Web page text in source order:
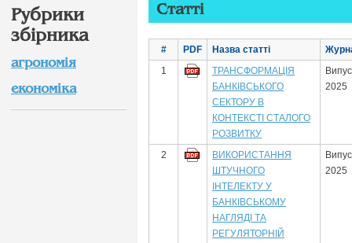
Статті
# PDF Назва статті
1
ТРАНСФОРМАЦІЯ
БАНКІВСЬКОГО
СЕКТОРУ В
КОНТЕКСТІ СТАЛОГО
РОЗВИТКУ
2025
2
ВИКОРИСТАННЯ
ШТУЧНОГО
ІНТЕЛЕКТУ У
БАНКІВСЬКОМУ
НАГЛЯДІ ТА
РЕГУЛЯТОРНІЙ
2025
Рубрики
збірника
агрономія
економіка